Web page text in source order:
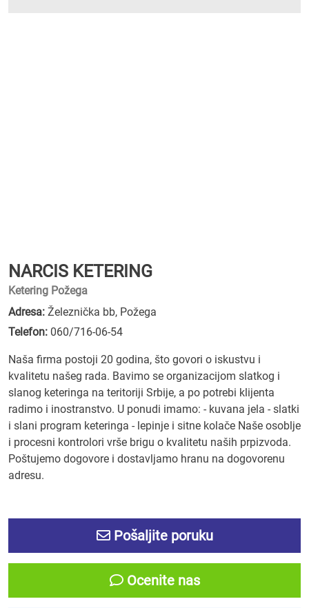
NARCIS KETERING
Ketering Požega
Adresa: Železnička bb, Požega
Telefon: 060/716-06-54
Naša firma postoji 20 godina, što govori o iskustvu i
kvalitetu našeg rada. Bavimo se organizacijom slatkog i
slanog keteringa na teritoriji Srbije, a po potrebi klijenta
radimo i inostranstvo. U ponudi imamo: - kuvana jela - slatki
i slani program keteringa - lepinje i sitne kolače Naše osoblje
i procesni kontrolori vrše brigu o kvalitetu naših prpizvoda.
Poštujemo dogovore i dostavljamo hranu na dogovorenu
adresu.
Pošaljite poruku
Ocenite nas